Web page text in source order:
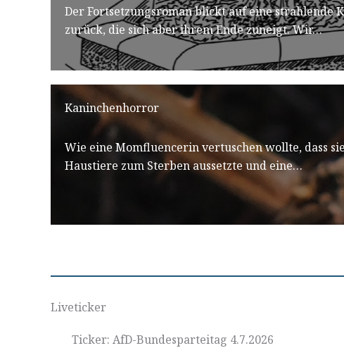
Der Fortsetzungsroman blickt auf eine strahlende
zurück, die sich aber ihrem Ende zuneigt. Wir…
Kaninchenhorror
Wie eine Momfluencerin vertuschen wollte, dass
Haustiere zum Sterben aussetzte und eine…
Liveticker
Ticker: AfD-Bundesparteitag 4.7.2026